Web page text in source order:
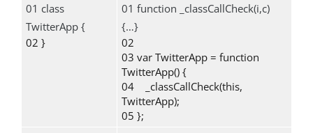
01 class
TwitterApp {
02 }
01 function _classCallCheck(i,c)
{…}
02
03 var TwitterApp = function
TwitterApp() {
04 _classCallCheck(this,
TwitterApp);
05 };